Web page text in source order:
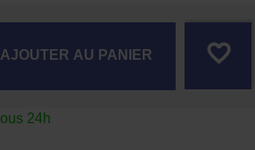
AJOUTER AU PANIER favorite_border
24h